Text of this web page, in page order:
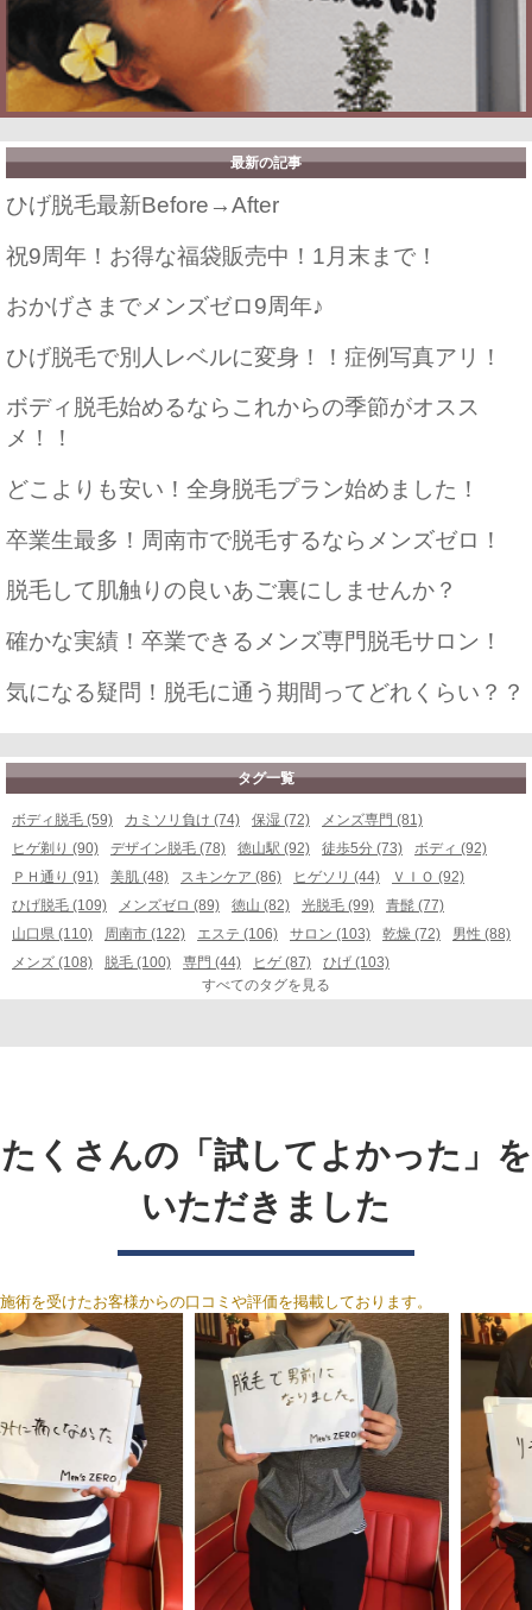
最新の記事
ひげ脱毛最新Before→After
祝9周年！お得な福袋販売中！1月末まで！
おかげさまでメンズゼロ9周年♪
ひげ脱毛で別人レベルに変身！！症例写真アリ！
ボディ脱毛始めるならこれからの季節がオスス
メ！！
どこよりも安い！全身脱毛プラン始めました！
卒業生最多！周南市で脱毛するならメンズゼロ！
脱毛して肌触りの良いあご裏にしませんか？
確かな実績！卒業できるメンズ専門脱毛サロン！
気になる疑問！脱毛に通う期間ってどれくらい？？
タグ一覧
ボディ脱毛 (59) カミソリ負け (74) 保湿 (72)
メンズ専門 (81)
ヒゲ剃り (90)
デザイン脱毛 (78) 徳山駅 (92) 徒歩5分 (73)
ボディ (92)
ＰＨ通り (91)
美肌 (48) スキンケア (86) ヒゲソリ (44)
ＶＩＯ (92)
ひげ脱毛 (109)
メンズゼロ (89) 徳山 (82) 光脱毛 (99)
青髭 (77)
山口県 (110)
周南市 (122) エステ (106) サロン (103) 乾燥 (72)
男性 (88)
メンズ (108)
脱毛 (100) 専門 (44) ヒゲ (87)
ひげ (103)
すべてのタグを見る
たくさんの「試してよかった」を
いただきました
施術を受けたお客様からの口コミや評価を掲載しております。